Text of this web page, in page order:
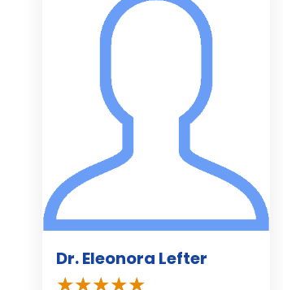
Dr. Eleonora Lefter